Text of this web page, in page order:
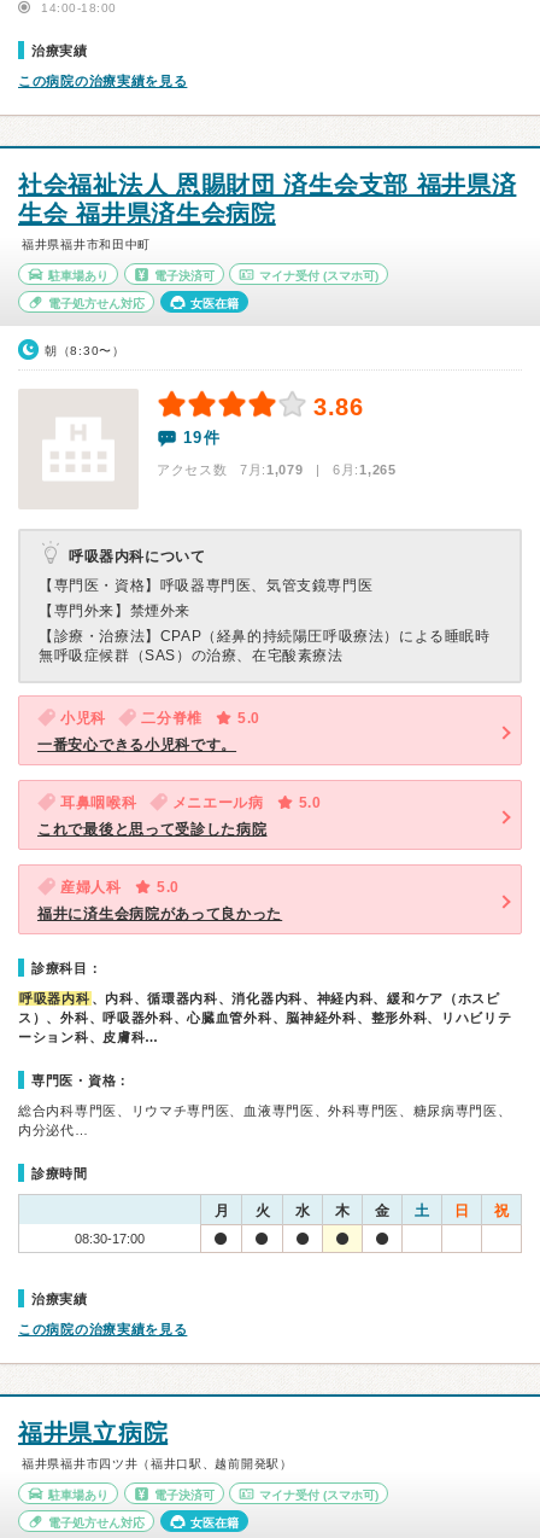
14:00-18:00
治療実績
この病院の治療実績を見る
社会福祉法人 恩賜財団 済生会支部 福井県済
生会 福井県済生会病院
福井県福井市和田中町
駐車場あり 電子決済可 マイナ受付 (スマホ可)
電子処方せん対応 女医在籍
朝（8:30〜）
3.86
19件
アクセス数 7月:1,079 | 6月:1,265
呼吸器内科について
【専門医・資格】 呼吸器専門医、気管支鏡専門医
【専門外来】 禁煙外来
【診療・治療法】 CPAP（経鼻的持続陽圧呼吸療法）による睡眠時
無呼吸症候群（SAS）の治療、在宅酸素療法
小児科 二分脊椎
5.0
一番安心できる小児科です。
耳鼻咽喉科 メニエール病
5.0
これで最後と思って受診した病院
産婦人科
5.0
福井に済生会病院があって良かった
診療科目：
呼吸器内科 、内科、循環器内科、消化器内科、神経内科、緩和ケア（ホスピ
ス）、外科、呼吸器外科、心臓血管外科、脳神経外科、整形外科、リハビリテ
ーション科、皮膚科…
専門医・資格：
総合内科専門医、リウマチ専門医、血液専門医、外科専門医、糖尿病専門医、
内分泌代…
診療時間
月 火 水 木 金 土 日 祝
08:30-17:00
治療実績
この病院の治療実績を見る
福井県立病院
福井県福井市四ツ井（福井口駅、越前開発駅）
駐車場あり 電子決済可 マイナ受付 (スマホ可)
電子処方せん対応 女医在籍